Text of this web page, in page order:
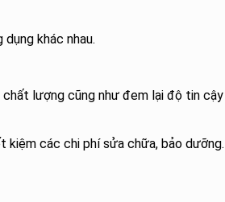
khác nhau.
lượng cũng như đem lại độ tin
kiệm các chi phí sửa chữa, bảo dưỡng.